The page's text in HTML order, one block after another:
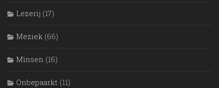
Lezerij (17)
Meziek (66)
Mìnsen (16)
Onbepaarkt (11)